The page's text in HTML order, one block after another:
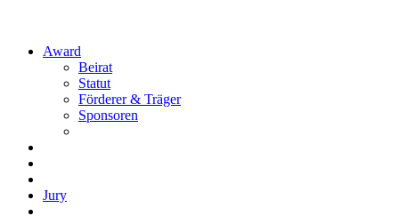
Award
Beirat
Statut
Förderer & Träger
Sponsoren
Jury